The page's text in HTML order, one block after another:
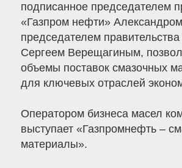
подписанное председателем
«Газпром нефти»
председателем правительства
Сергеем Верещагиным,
объемы поставок смазочных
для ключевых отраслей
Оператором бизнеса масел
выступает «Газпромнефть –
материалы».